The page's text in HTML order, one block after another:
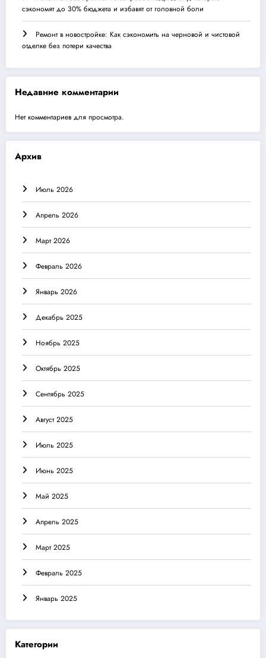
сэкономят до 30% бюджета и избавят от головной боли
Ремонт в новостройке: Как сэкономить на черновой и чистовой
отделке без потери качества
Недавние комментарии
Нет комментариев для просмотра.
Архив
Июль 2026
Апрель 2026
Март 2026
Февраль 2026
Январь 2026
Декабрь 2025
Ноябрь 2025
Октябрь 2025
Сентябрь 2025
Август 2025
Июль 2025
Июнь 2025
Май 2025
Апрель 2025
Март 2025
Февраль 2025
Январь 2025
Категории